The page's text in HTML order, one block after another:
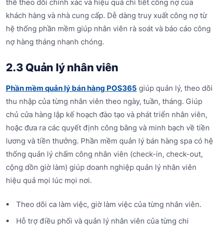
thể theo dõi chính xác và hiệu quả chi tiết công nợ của
khách hàng và nhà cung cấp. Dễ dàng truy xuất công nợ từ
hệ thống phần mềm giúp nhân viên rà soát và báo cáo công
nợ hàng tháng nhanh chóng.
2.3 Quản lý nhân viên
Phần mềm quản lý bán hàng POS365 giúp quản lý, theo dõi
thu nhập của từng nhân viên theo ngày, tuần, tháng. Giúp
chủ cửa hàng lập kế hoạch đào tạo và phát triển nhân viên,
hoặc đưa ra các quyết định công bằng và minh bạch về tiền
lương và tiền thưởng. Phần mềm quản lý bán hàng spa có hệ
thống quản lý chấm công nhân viên (check-in, check-out,
cộng dồn giờ làm) giúp doanh nghiệp quản lý nhân viên
hiệu quả mọi lúc mọi nơi.
Theo dõi ca làm việc, giờ làm việc của từng nhân viên.
Hỗ trợ điều phối và quản lý nhân viên của từng chi